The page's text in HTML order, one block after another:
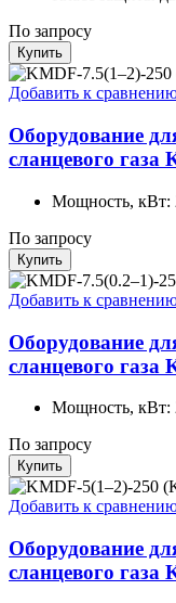
По запросу
Купить
Добавить к
Оборудование
сланцевого газа
Мощность, кВт:
По запросу
Купить
Добавить к
Оборудование
сланцевого газа
Мощность, кВт:
По запросу
Купить
Добавить к
Оборудование
сланцевого газа